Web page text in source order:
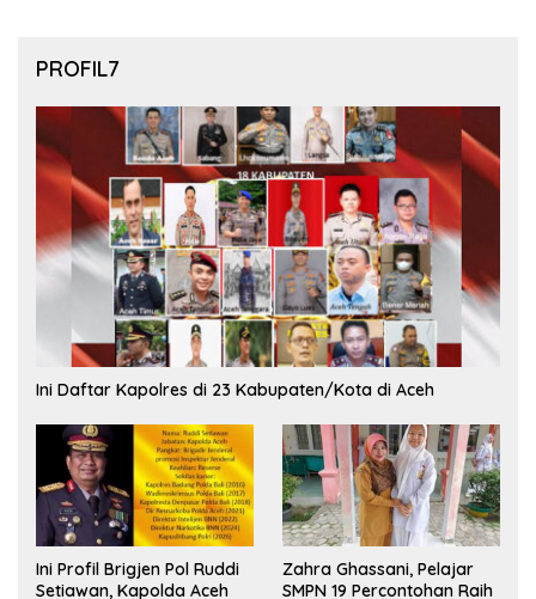
PROFIL7
Ini Daftar Kapolres di 23 Kabupaten/Kota di Aceh
Ini Profil Brigjen Pol Ruddi
Setiawan, Kapolda Aceh
Zahra Ghassani, Pelajar
SMPN 19 Percontohan Raih